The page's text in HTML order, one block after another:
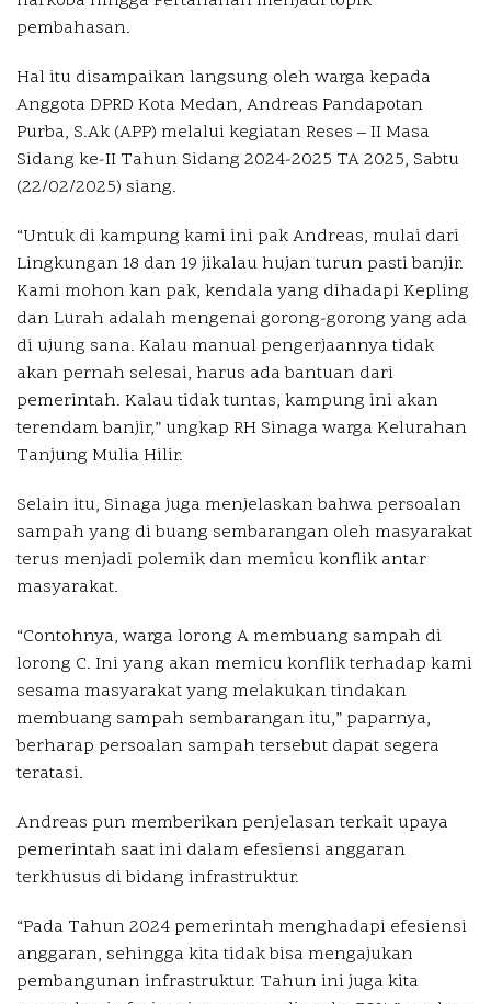
pembahasan.
Hal itu disampaikan langsung oleh warga kepada
Anggota DPRD Kota Medan, Andreas Pandapotan
Purba, S.Ak (APP) melalui kegiatan Reses – II Masa
Sidang ke-II Tahun Sidang 2024-2025 TA 2025, Sabtu
(22/02/2025) siang.
“Untuk di kampung kami ini pak Andreas, mulai dari
Lingkungan 18 dan 19 jikalau hujan turun pasti banjir.
Kami mohon kan pak, kendala yang dihadapi Kepling
dan Lurah adalah mengenai gorong-gorong yang ada
di ujung sana. Kalau manual pengerjaannya tidak
akan pernah selesai, harus ada bantuan dari
pemerintah. Kalau tidak tuntas, kampung ini akan
terendam banjir,” ungkap RH Sinaga warga Kelurahan
Tanjung Mulia Hilir.
Selain itu, Sinaga juga menjelaskan bahwa persoalan
sampah yang di buang sembarangan oleh masyarakat
terus menjadi polemik dan memicu konflik antar
masyarakat.
“Contohnya, warga lorong A membuang sampah di
lorong C. Ini yang akan memicu konflik terhadap kami
sesama masyarakat yang melakukan tindakan
membuang sampah sembarangan itu,” paparnya,
berharap persoalan sampah tersebut dapat segera
teratasi.
Andreas pun memberikan penjelasan terkait upaya
pemerintah saat ini dalam efesiensi anggaran
terkhusus di bidang infrastruktur.
“Pada Tahun 2024 pemerintah menghadapi efesiensi
anggaran, sehingga kita tidak bisa mengajukan
pembangunan infrastruktur. Tahun ini juga kita